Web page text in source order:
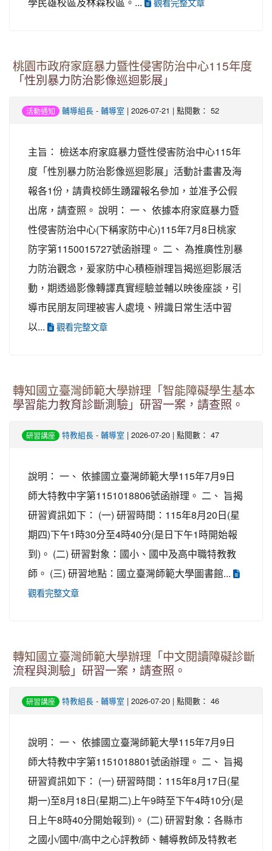
桃園市政府家庭暴力暨性侵害防治中心115年度
「性別暴力防治影像巡迴影展」
活動通知 輔導組長 - 輔導室 | 2026-07-21 | 點閱數： 52
主旨： 檢送本府家庭暴力暨性侵害防治中心115年
度「性別暴力防治影像巡迴影展」活動計畫書及海
報各1份，請貴校師生踴躍報名參加，並准予公假
出席，請查照。 說明： 一、 依據本府家庭暴力暨
性侵害防治中心(下稱家防中心)115年7月8日桃家
防字第1150015727號函辦理。 二、 為推廣性別暴
力防治觀念，爰家防中心積極辦理旨揭巡迴影展活
動，期透過影像轉譯真實經驗並輔以映後座談，引
導市民朋友同理被害人處境、辨識日常生活中習
以...
觀看完整文章
轉知國立臺灣師範大學辦理「智能障礙學生基本
學習能力教育診斷測驗」研習一案，請查照。
研習講座 特教組長 - 輔導室 | 2026-07-20 | 點閱數： 47
說明： 一、 依據國立臺灣師範大學115年7月9日
師大特教中字第1151018806號函辦理。 二、 旨揭
研習資訊如下： (一) 研習時間：115年8月20日(星
期四)下午1時30分至4時40分(是日下午1時開始報
到)。 (二) 研習對象：國小、國中及高中職特教教
師。 (三) 研習地點：國立臺灣師範大學圖書館...
觀看完整文章
轉知國立臺灣師範大學辦理「中文閱讀障礙診斷
流程與測驗」研習一案，請查照。
研習講座 特教組長 - 輔導室 | 2026-07-20 | 點閱數： 46
說明： 一、 依據國立臺灣師範大學115年7月9日
師大特教中字第1151018801號函辦理。 二、 旨揭
研習資訊如下： (一) 研習時間：115年8月17日(星
期一)至8月18日(星期二)上午9時至下午4時10分(是
日上午8時40分開始報到)。 (二) 研習對象：各縣市
之國小/國中/高中之心評教師、輔導教師及特教老